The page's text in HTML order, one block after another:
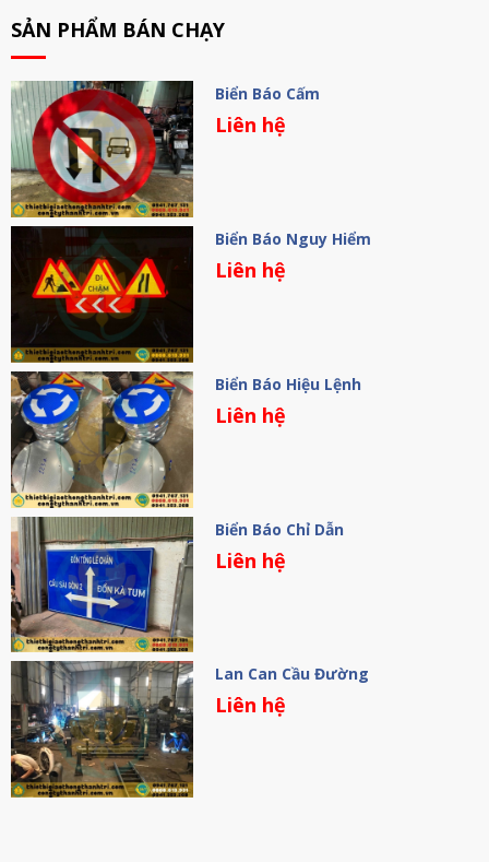
SẢN PHẨM BÁN CHẠY
Biển Báo Cấm
Liên hệ
Biển Báo Nguy Hiểm
Liên hệ
Biển Báo Hiệu Lệnh
Liên hệ
Biển Báo Chỉ Dẫn
Liên hệ
Lan Can Cầu Đường
Liên hệ